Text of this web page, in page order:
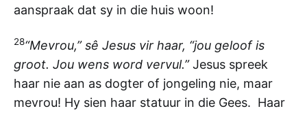
aanspraak dat sy in die huis woon!
28“Mevrou,” sê Jesus vir haar, “jou geloof is
groot. Jou wens word vervul.”Jesus spreek
haar nie aan as dogter of jongeling nie, maar
mevrou! Hy sien haar statuur in die Gees. Haar